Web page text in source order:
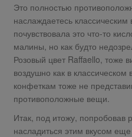
Это полностью
наслаждаетесь
почувствовала это что-то
малины, но как будто
Розовый цвет Raffaello, тоже
воздушно как в
конфеткам тоже не
противоположные вещи.
Итак, под итожу, попробовав
насладиться этим вкусом еще